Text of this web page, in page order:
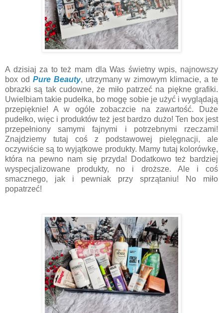
A dzisiaj za to też mam dla Was świetny wpis, najnowszy
box od Pure Beauty, utrzymany w zimowym klimacie, a te
obrazki są tak cudowne, że miło patrzeć na piękne grafiki.
Uwielbiam takie pudełka, bo mogę sobie je użyć i wyglądają
przepięknie! A w ogóle zobaczcie na zawartość. Duże
pudełko, więc i produktów też jest bardzo dużo! Ten box jest
przepełniony samymi fajnymi i potrzebnymi rzeczami!
Znajdziemy tutaj coś z podstawowej pielęgnacji, ale
oczywiście są to wyjątkowe produkty. Mamy tutaj kolorówkę,
która na pewno nam się przyda! Dodatkowo też bardziej
wyspecjalizowane produkty, no i droższe. Ale i coś
smacznego, jak i pewniak przy sprzątaniu! No miło
popatrzeć!